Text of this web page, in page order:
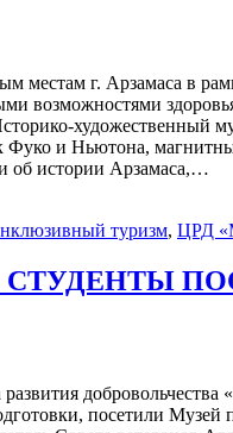
местам г. Арзамаса в
возможностями
художественный
Фуко и Ньютона,
об истории Арзамаса,…
туризм, ЦРД
СТУДЕНТЫ
добровольчества
посетили